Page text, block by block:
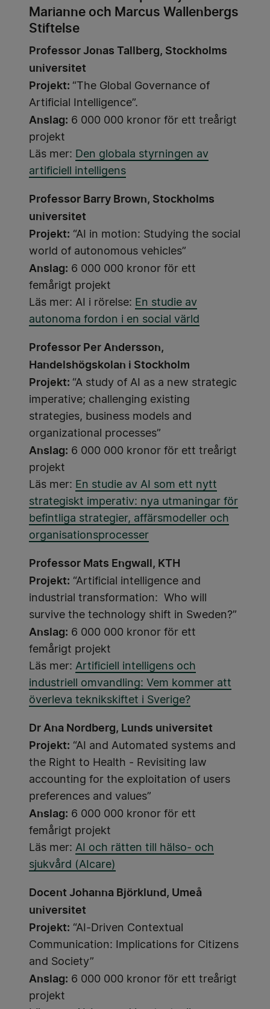
Marianne och Marcus Wallenbergs
Stiftelse
Professor Jonas Tallberg, Stockholms
universitet
Projekt: “The Global Governance of
Artificial Intelligence”.
Anslag: 6 000 000 kronor för ett treårigt
projekt
Läs mer: Den globala styrningen av
artificiell intelligens
Professor Barry Brown, Stockholms
universitet
Projekt: “AI in motion: Studying the social
world of autonomous vehicles”
Anslag: 6 000 000 kronor för ett
femårigt projekt
Läs mer: AI i rörelse: En studie av
autonoma fordon i en social värld
Professor Per Andersson,
Handelshögskolan i Stockholm
Projekt: “A study of AI as a new strategic
imperative; challenging existing
strategies, business models and
organizational processes”
Anslag: 6 000 000 kronor för ett treårigt
projekt
Läs mer: En studie av AI som ett nytt
strategiskt imperativ: nya utmaningar för
befintliga strategier, affärsmodeller och
organisationsprocesser
Professor Mats Engwall, KTH
Projekt: “Artificial intelligence and
industrial transformation: Who will
survive the technology shift in Sweden?”
Anslag: 6 000 000 kronor för ett
femårigt projekt
Läs mer: Artificiell intelligens och
industriell omvandling: Vem kommer att
överleva teknikskiftet i Sverige?
Dr Ana Nordberg, Lunds universitet
Projekt: “AI and Automated systems and
the Right to Health - Revisiting law
accounting for the exploitation of users
preferences and values”
Anslag: 6 000 000 kronor för ett
femårigt projekt
Läs mer: AI och rätten till hälso- och
sjukvård (AIcare)
Docent Johanna Björklund, Umeå
universitet
Projekt: “AI-Driven Contextual
Communication: Implications for Citizens
and Society”
Anslag: 6 000 000 kronor för ett treårigt
projekt